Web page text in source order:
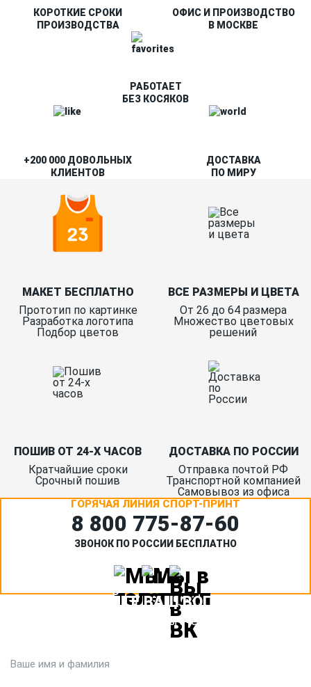
КОРОТКИЕ СРОКИ
ПРОИЗВОДСТВА
ОФИС И ПРОИЗВОДСТВО
В МОСКВЕ
РАБОТАЕТ
БЕЗ КОСЯКОВ
+200 000 ДОВОЛЬНЫХ
КЛИЕНТОВ
ДОСТАВКА
ПО МИРУ
МАКЕТ БЕСПЛАТНО
Прототип по картинке
Разработка логотипа
Подбор цветов
ВСЕ РАЗМЕРЫ И ЦВЕТА
От 26 до 64 размера
Множество цветовых
решений
ПОШИВ ОТ 24-Х ЧАСОВ
Кратчайшие сроки
Срочный пошив
ДОСТАВКА ПО РОССИИ
Отправка почтой РФ
Транспортной компанией
Самовывоз из офиса
ГОРЯЧАЯ ЛИНИЯ СПОРТ-ПРИНТ
8 800 775‑87-60
ЗВОНОК ПО РОССИИ БЕСПЛАТНО
ЗАДАЙТЕ ВАШ ВОПРОС
Или кратко опишите ситуацию. Мы очень быстро свяжемся с
вами :)